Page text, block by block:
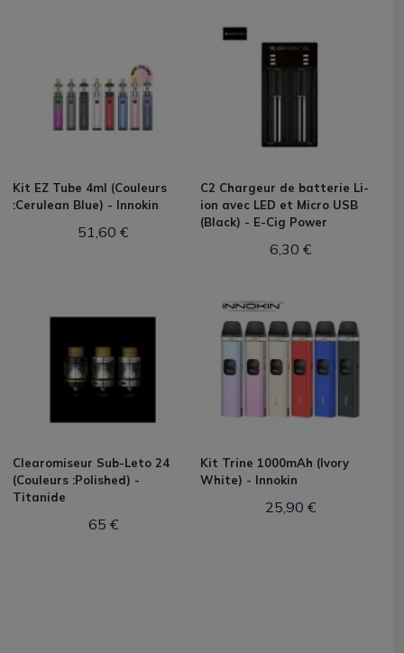
Kit EZ Tube 4ml (Couleurs
:Cerulean Blue) - Innokin
51,60 €
C2 Chargeur de batterie Li-
ion avec LED et Micro USB
(Black) - E-Cig Power
6,30 €
Clearomiseur Sub-Leto 24
(Couleurs :Polished) -
Titanide
65 €
Kit Trine 1000mAh (Ivory
White) - Innokin
25,90 €